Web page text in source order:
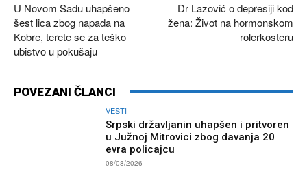
U Novom Sadu uhapšeno
šest lica zbog napada na
Kobre, terete se za teško
ubistvo u pokušaju
Dr Lazović o depresiji kod
žena: Život na hormonskom
rolerkosteru
POVEZANI ČLANCI
VESTI
Srpski državljanin uhapšen i pritvoren
u Južnoj Mitrovici zbog davanja 20
evra policajcu
08/08/2026